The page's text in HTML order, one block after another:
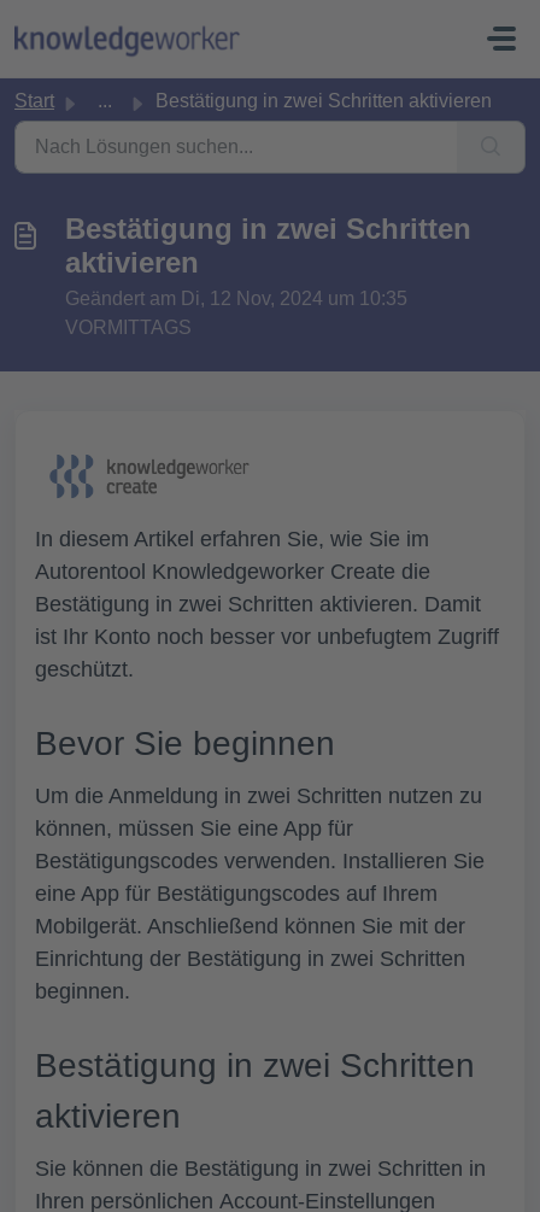
Start ... Bestätigung in zwei Schritten aktivieren
Bestätigung in zwei Schritten
aktivieren
Geändert am Di, 12 Nov, 2024 um 10:35
VORMITTAGS
In diesem Artikel erfahren Sie, wie Sie im
Autorentool Knowledgeworker Create die
Bestätigung in zwei Schritten aktivieren. Damit
ist Ihr Konto noch besser vor unbefugtem Zugriff
geschützt.
Bevor Sie beginnen
Um die Anmeldung in zwei Schritten nutzen zu
können, müssen Sie eine App für
Bestätigungscodes verwenden. Installieren Sie
eine App für Bestätigungscodes auf Ihrem
Mobilgerät. Anschließend können Sie mit der
Einrichtung der Bestätigung in zwei Schritten
beginnen.
Bestätigung in zwei Schritten
aktivieren
Sie können die Bestätigung in zwei Schritten in
Ihren persönlichen Account-Einstellungen